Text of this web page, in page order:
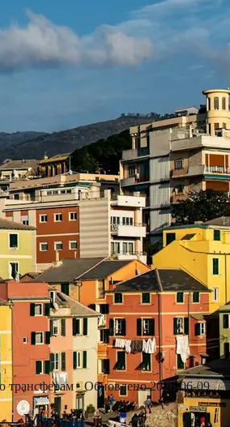
трансферам·Обновлено 2026-06-09
— Милан